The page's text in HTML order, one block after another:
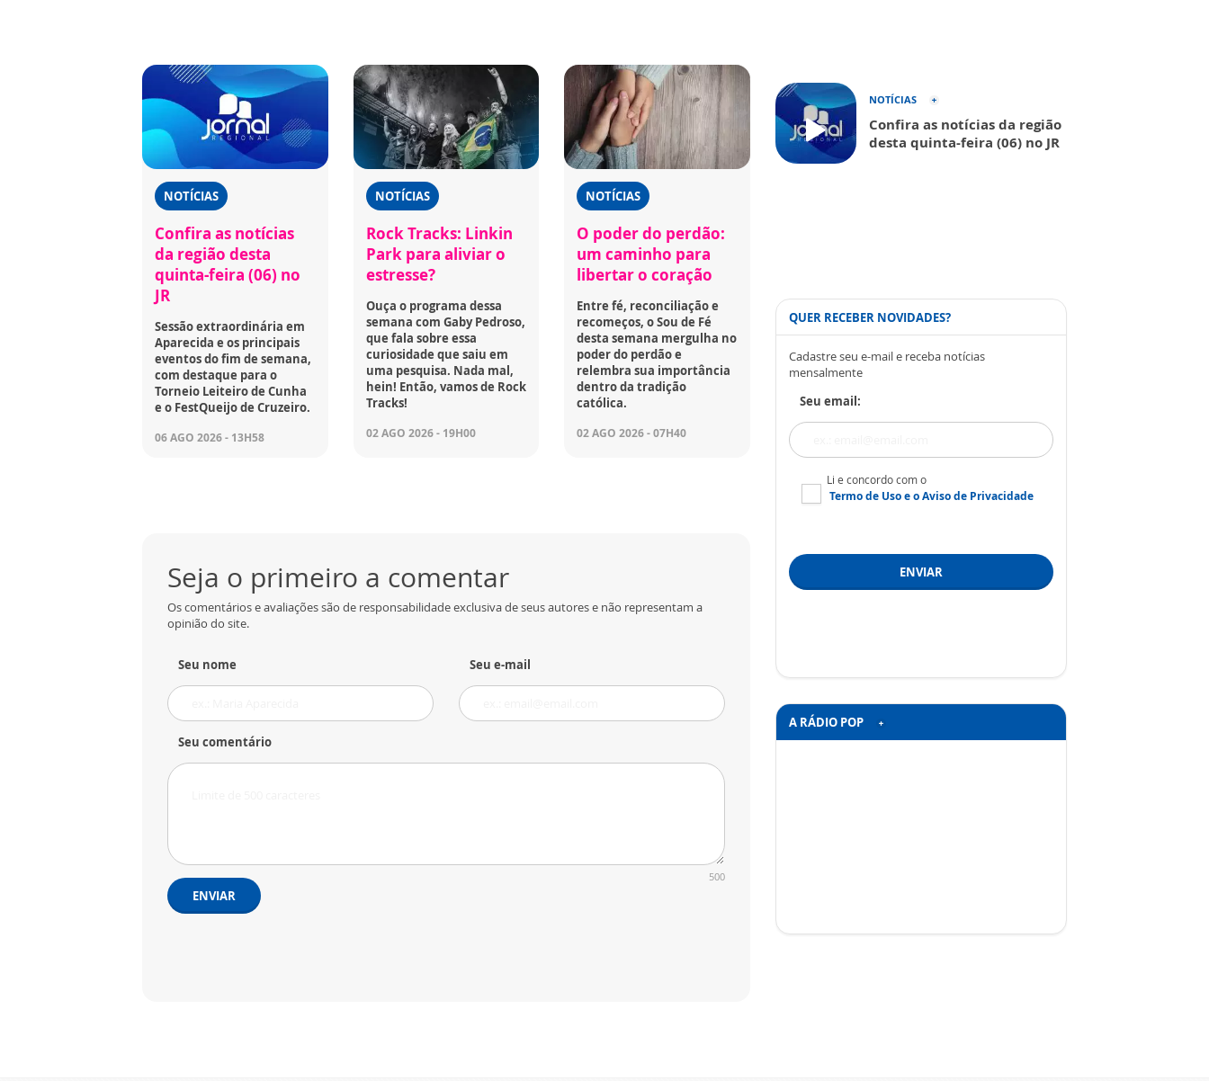
NOTÍCIAS
Confira as notícias
da região desta
quinta-feira (06) no
JR
Sessão extraordinária em
Aparecida e os principais
eventos do fim de semana,
com destaque para o
Torneio Leiteiro de Cunha
e o FestQueijo de Cruzeiro.
06 AGO 2026 - 13H58
NOTÍCIAS
Rock Tracks: Linkin
Park para aliviar o
estresse?
Ouça o programa dessa
semana com Gaby Pedroso,
que fala sobre essa
curiosidade que saiu em
uma pesquisa. Nada mal,
hein! Então, vamos de Rock
Tracks!
02 AGO 2026 - 19H00
NOTÍCIAS
O poder do perdão:
um caminho para
libertar o coração
Entre fé, reconciliação e
recomeços, o Sou de Fé
desta semana mergulha no
poder do perdão e
relembra sua importância
dentro da tradição
católica.
02 AGO 2026 - 07H40
Seja o primeiro a comentar
Os comentários e avaliações são de responsabilidade exclusiva de seus autores e não representam a
opinião do site.
Seu nome Seu e-mail
Seu comentário
500
ENVIAR
NOTÍCIAS
Confira as notícias da região
desta quinta-feira (06) no JR
QUER RECEBER NOVIDADES?
Cadastre seu e-mail e receba notícias
mensalmente
Seu email:
Li e concordo com o
Termo de Usoe oAviso de Privacidade
ENVIAR
A RÁDIO POP